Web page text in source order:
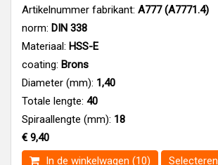
Artikelnummer fabrikant: A777 (A7771.4)
norm: DIN 338
Materiaal: HSS-E
coating: Brons
Diameter (mm): 1,40
Totale lengte: 40
Spiraallengte (mm): 18
€ 9,40
In de winkelwagen (10)
Selecteren